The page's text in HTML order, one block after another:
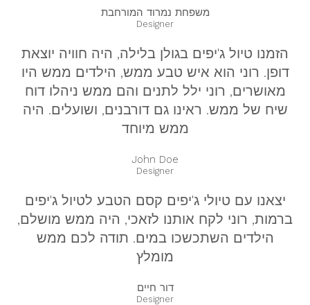
משפחת נמרוד המורחבת
Designer
הזמנו טיול ג'יפים בגולן בלילה, היה חוויה יוצאת
דופן. רוני הוא איש טבע ממש, הילדים ממש היו
מאושרים, רוני ילל לתנים והם ממש ניהלו דוח
שיח של ממש. ראינו גם דורבנים, ושועלים. היה
ממש מיוחד
John Doe
Designer
יצאנו עם טיולי ג'יפים קסם הטבע לטיול ג'יפים
ברמות, רוני לקח אותנו לזאכי, היה ממש מושלם,
הילדים השתכשכו במים. תודה לכם ממש
מומלץ
דור חיים
Designer